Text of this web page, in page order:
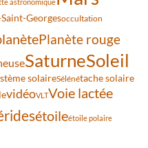
Georgesoccultation
Planète rouge
SaturneSoleil
solaireSélénétache solaire
vidéoVLTVoie lactée
étoileétoile polaire